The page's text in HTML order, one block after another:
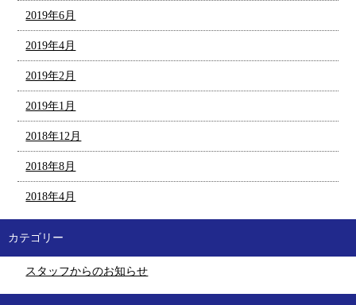
2019年6月
2019年4月
2019年2月
2019年1月
2018年12月
2018年8月
2018年4月
カテゴリー
スタッフからのお知らせ